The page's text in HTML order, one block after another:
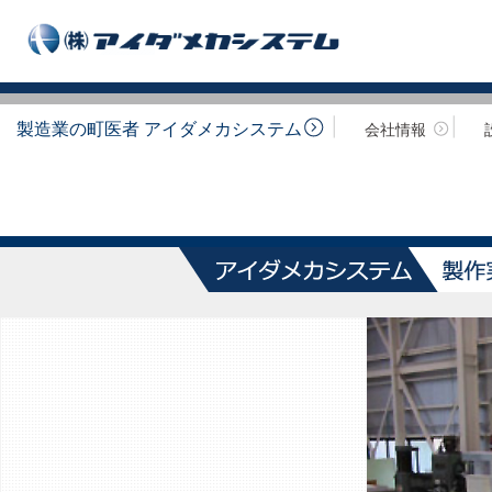
製造業の町医者 アイダメカシステム 会社情報